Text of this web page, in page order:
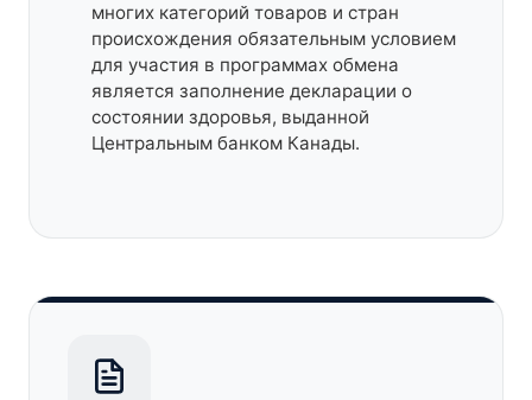
многих категорий товаров и стран
происхождения обязательным условием
для участия в программах обмена
является заполнение декларации о
состоянии здоровья, выданной
Центральным банком Канады.